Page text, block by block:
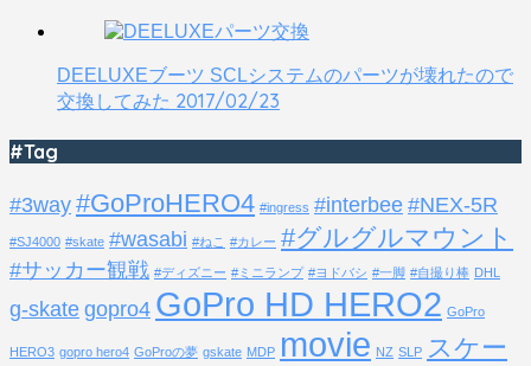
DEELUXEブーツ SCLシステムのパーツが壊れたので
交換してみた 2017/02/23
#Tag
#3way #GoProHERO4 #ingress #interbee #NEX-5R
#SJ4000 #skate #wasabi #ねこ #カレー #グルグルマウント
#サッカー観戦 #ディズニー #ミニランプ #ヨドバシ #一脚 #自撮り棒 DHL
g-skate gopro4 GoPro HD HERO2 GoPro
HERO3 gopro hero4 GoProの夢 gskate MDP movie NZ SLP スケー